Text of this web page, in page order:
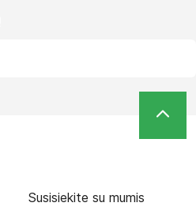
Susisiekite su mumis